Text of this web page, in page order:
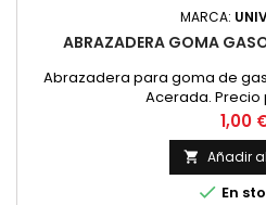
MARCA:
ABRAZADERA GOMA
Abrazadera para goma de
Acerada. Precio
1,00
 Añadir
 En